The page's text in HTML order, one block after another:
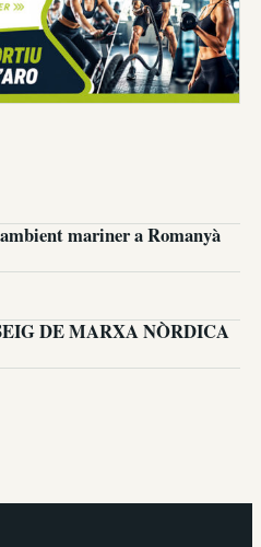
mariner a Romanyà
DE MARXA NÒRDICA